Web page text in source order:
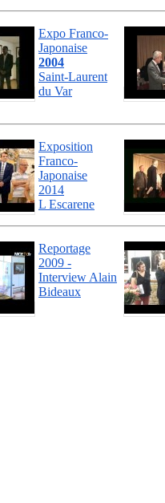
Expo Franco-
Japonaise
2004
Saint-Laurent
du Var
Exposition
Franco-
Japonaise
2014
L Escarene
Reportage
2009 -
Interview Alain
Bideaux